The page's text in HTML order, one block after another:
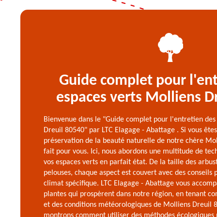
Guide complet pour
espaces verts Molliens
Bienvenue dans le "Guide complet pour l'entretien
Dreuil 80540" par LTC Elagage - Abattage . Si vous
préservation de la beauté naturelle de notre chère
fait pour vous. Ici, nous abordons une multitude de
vos espaces verts en parfait état. De la taille des
pelouses, chaque aspect est couvert avec des
climat spécifique. LTC Elagage - Abattage vous
plantes qui prospèrent dans notre région, en tenant
et des conditions météorologiques de Molliens Dreuil